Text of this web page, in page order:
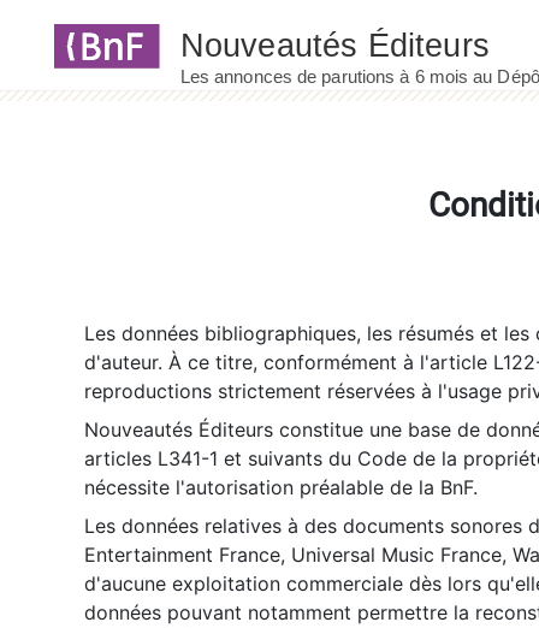
Les données bibliographiques, les résumés et
d'auteur. À ce titre, conformément à l'article
reproductions strictement réservées à l'usage
Nouveautés Éditeurs constitue une base de
articles L341-1 et suivants du Code de la
nécessite l'autorisation préalable de la BnF.
Les données relatives à des documents sonores
Entertainment France, Universal Music France,
d'aucune exploitation commerciale dès lors
données pouvant notamment permettre la